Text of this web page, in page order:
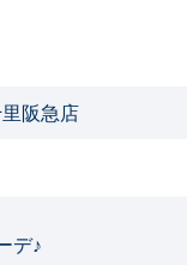
阪急店
デ♪